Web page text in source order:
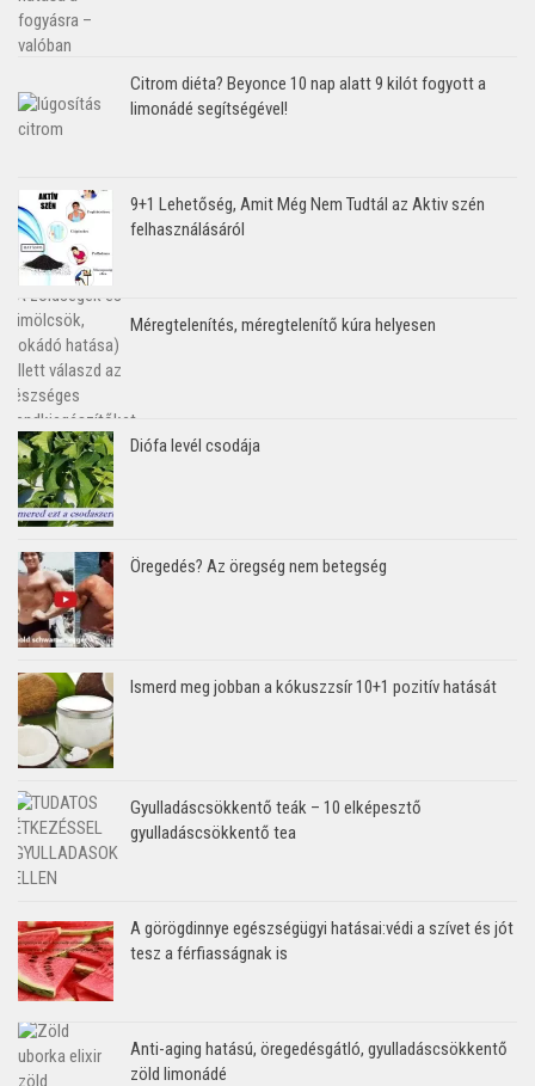
Citrom diéta? Beyonce 10 nap alatt 9 kilót fogyott a
limonádé segítségével!
9+1 Lehetőség, Amit Még Nem Tudtál az Aktiv szén
felhasználásáról
Méregtelenítés, méregtelenítő kúra helyesen
Diófa levél csodája
Öregedés? Az öregség nem betegség
Ismerd meg jobban a kókuszzsír 10+1 pozitív hatását
Gyulladáscsökkentő teák – 10 elképesztő
gyulladáscsökkentő tea
A görögdinnye egészségügyi hatásai:védi a szívet és jót
tesz a férfiasságnak is
Anti-aging hatású, öregedésgátló, gyulladáscsökkentő
zöld limonádé